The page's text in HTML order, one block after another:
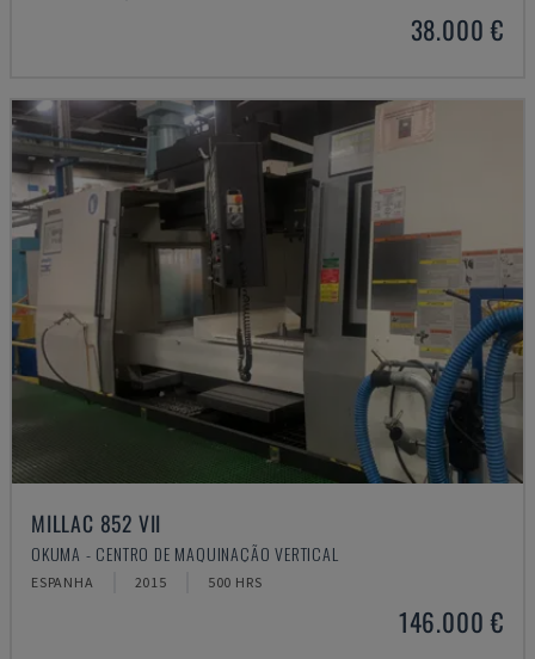
38.000 €
MILLAC 852 VII
OKUMA - CENTRO DE MAQUINAÇÃO VERTICAL
ESPANHA 2015 500 HRS
146.000 €